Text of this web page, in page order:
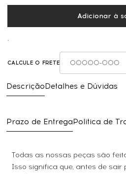
DescriçãoDetalhes e Dúvidas
Prazo de EntregaPolitica de
Todas as nossas peças são
Isso significa que, antes de sair
Adicionar à
,
CALCULE O FRETE